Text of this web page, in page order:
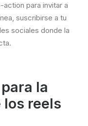
para invitar a
suscribirse a tu
sociales donde la
la
reels